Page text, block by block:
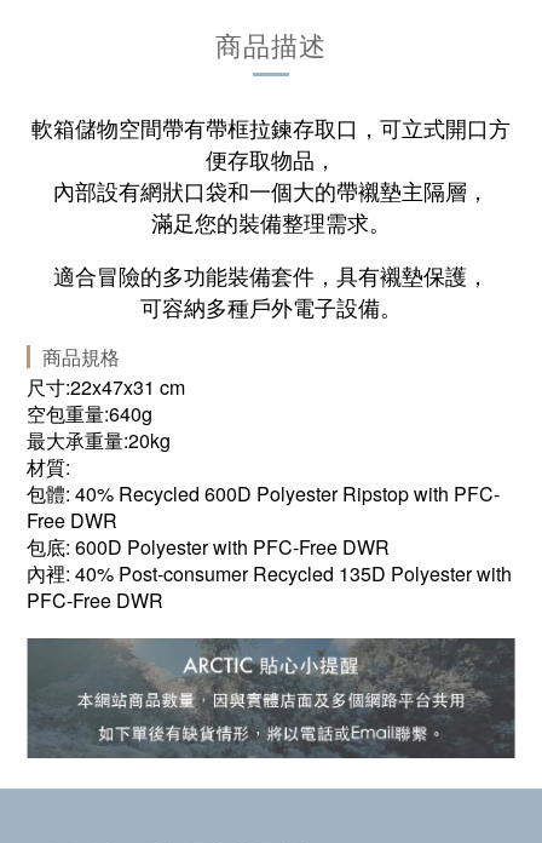
商品描述
軟箱儲物空間帶有帶框拉鍊存取口，可立式開口方
便存取物品，
內部設有網狀口袋和一個大的帶襯墊主隔層，
滿足您的裝備整理需求。
適合冒險的多功能裝備套件，具有襯墊保護，
可容納多種戶外電子設備。
商品規格
尺寸:22x47x31 cm
空包重量:640g
最大承重量:20kg
材質:
包體: 40% Recycled 600D Polyester Ripstop with PFC-
Free DWR
包底: 600D Polyester with PFC-Free DWR
內裡: 40% Post-consumer Recycled 135D Polyester with
PFC-Free DWR